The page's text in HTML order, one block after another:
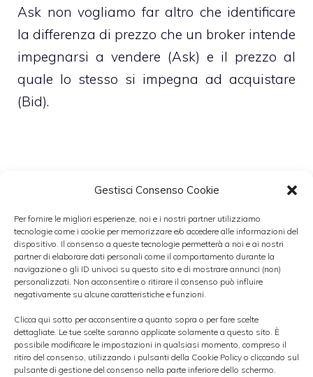
Gestisci Consenso Cookie
Per fornire le migliori esperienze, noi e i nostri partner utilizziamo
tecnologie come i cookie per memorizzare e/o accedere alle informazioni del
dispositivo. Il consenso a queste tecnologie permetterà a noi e ai nostri
partner di elaborare dati personali come il comportamento durante la
navigazione o gli ID univoci su questo sito e di mostrare annunci (non)
personalizzati. Non acconsentire o ritirare il consenso può influire
negativamente su alcune caratteristiche e funzioni.
Clicca qui sotto per acconsentire a quanto sopra o per fare scelte
dettagliate. Le tue scelte saranno applicate solamente a questo sito. È
possibile modificare le impostazioni in qualsiasi momento, compreso il
ritiro del consenso, utilizzando i pulsanti della Cookie Policy o cliccando sul
pulsante di gestione del consenso nella parte inferiore dello schermo.
Ask non vogliamo far altro che identificare
la differenza di prezzo che un broker intende
impegnarsi a vendere (Ask) e il prezzo al
quale lo stesso si impegna ad acquistare
(Bid).
Questa differenza, quasi sempre, salvo in
maniera inversamente proporzionale alla
liquidità del titolo preso in esame. Dopo aver
definito i due termini possiamo entrare un
pò nello specifico descrivendo come è
strutturato tutto il sistema. Le due valute
(coppia) sono sempre seguite da due
numeri che presentano questa particolarità: